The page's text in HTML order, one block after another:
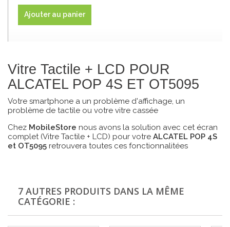
Ajouter au panier
Vitre Tactile + LCD POUR
ALCATEL POP 4S ET OT5095
Votre smartphone a un problème d'affichage, un
problème de tactile ou votre vitre cassée
Chez MobileStore nous avons la solution avec cet écran
complet (Vitre Tactile + LCD) pour votre ALCATEL POP 4S
et OT5095 retrouvera toutes ces fonctionnalitées
7 AUTRES PRODUITS DANS LA MÊME
CATÉGORIE :